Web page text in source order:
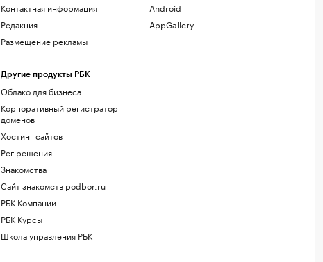
Контактная информация
Редакция
Размещение рекламы
Другие продукты РБК
Облако для бизнеса
Корпоративный регистратор
доменов
Хостинг сайтов
Рег.решения
Знакомства
Сайт знакомств podbor.ru
РБК Компании
РБК Курсы
Школа управления РБК
Android
AppGallery